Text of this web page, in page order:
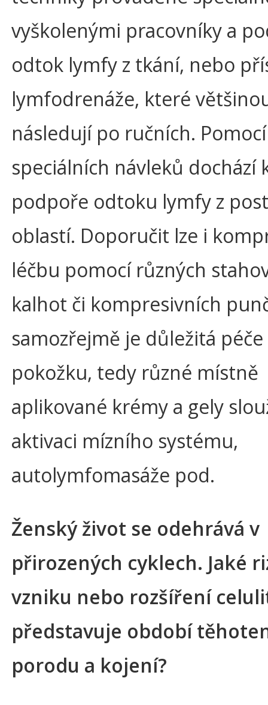
vyškolenými pracovníky a
odtok lymfy z tkání, nebo
lymfodrenáže, které
následují po ručních. Pomocí
speciálních návleků dochází
podpoře odtoku lymfy z
oblastí. Doporučit lze i
léčbu pomocí různých
kalhot či kompresivních
samozřejmě je důležitá péče
pokožku, tedy různé místně
aplikované krémy a gely
aktivaci mízního systému,
autolymfomasáže pod.
Ženský život se odehrává v
přirozených cyklech. Jaké
vzniku nebo rozšíření
představuje období
porodu a kojení?